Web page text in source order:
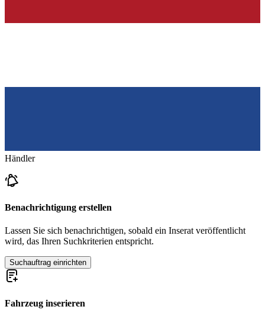
Händler
Benachrichtigung erstellen
Lassen Sie sich benachrichtigen, sobald ein Inserat veröffentlicht
wird, das Ihren Suchkriterien entspricht.
Suchauftrag einrichten
Fahrzeug inserieren